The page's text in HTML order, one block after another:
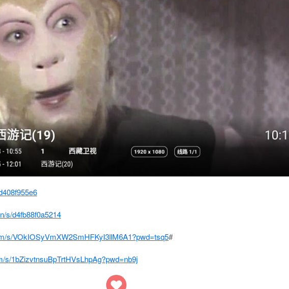
s/d4fb88f0a5214
s/VOkIOSyVmXW2SmHFKyI3llM6A1?pwd=tsq5#
s/1bZizvtnsuBpTrtHVsLhpAg?pwd=nb9j